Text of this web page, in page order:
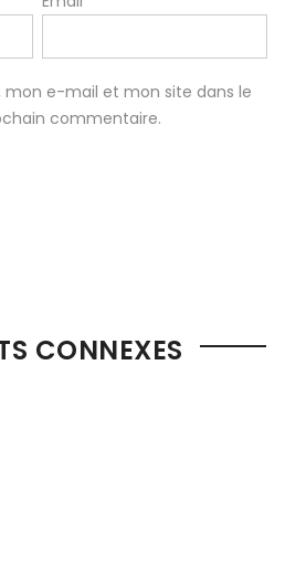
mon e-mail et mon site dans le
commentaire.
CONNEXES